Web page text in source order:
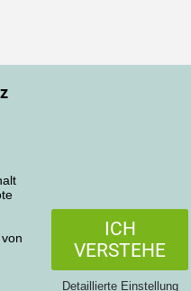
ICH
VERSTEHE
Detaillierte Einstellung